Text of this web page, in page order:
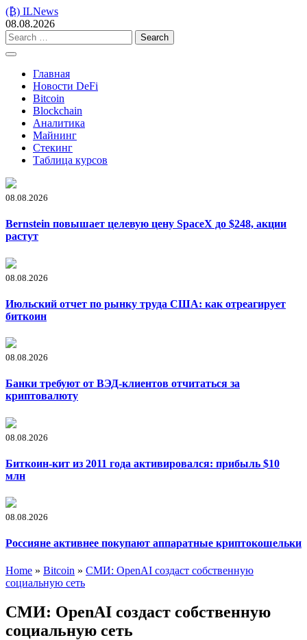
Skip
to
content
(₿) ILNews
08.08.2026
Search
for:
Главная
Новости DeFi
Bitcoin
Blockchain
Аналитика
Майнинг
Стекинг
Таблица курсов
08.08.2026
Bernstein повышает целевую цену SpaceX до $248, акции
растут
08.08.2026
Июльский отчет по рынку труда США: как отреагирует
биткоин
08.08.2026
Банки требуют от ВЭД-клиентов отчитаться за
криптовалюту
08.08.2026
Биткоин-кит из 2011 года активировался: прибыль $10
млн
08.08.2026
Россияне активнее покупают аппаратные криптокошельки
Home » Bitcoin » СМИ: OpenAI создаст собственную
социальную сеть
СМИ: OpenAI создаст собственную
социальную сеть